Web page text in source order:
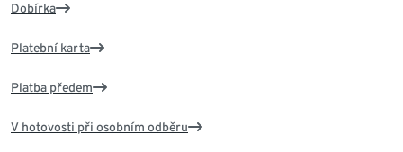
Dobírka
Platební karta
Platba předem
V hotovosti při osobním odběru